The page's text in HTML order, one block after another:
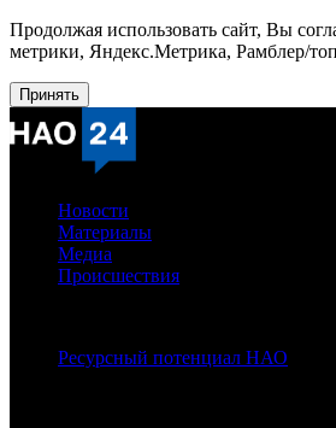
Продолжая использовать сайт, Вы
метрики, Яндекс.Метрика, Рамблер/
Принять
Новости
Материалы
Медиа
Происшествия
Ресурсный потенциал НАО